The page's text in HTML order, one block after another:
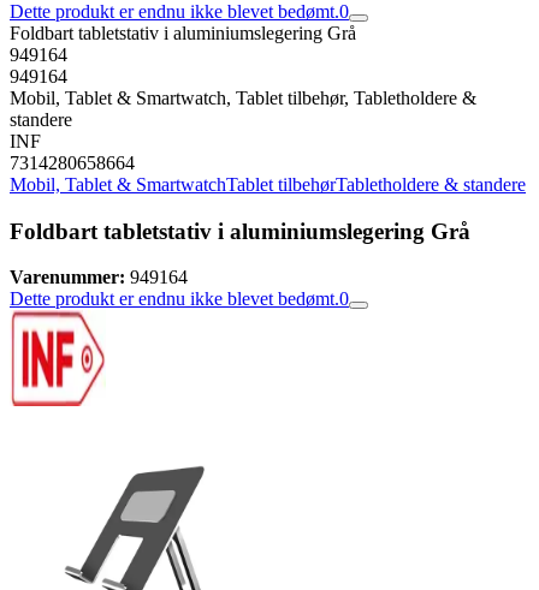
Dette produkt er endnu ikke blevet bedømt.0
Foldbart tabletstativ i aluminiumslegering Grå
949164
949164
Mobil, Tablet & Smartwatch, Tablet tilbehør, Tabletholdere &
standere
INF
7314280658664
Mobil, Tablet & SmartwatchTablet tilbehørTabletholdere & standere
Foldbart tabletstativ i aluminiumslegering Grå
Varenummer: 949164
Dette produkt er endnu ikke blevet bedømt.0